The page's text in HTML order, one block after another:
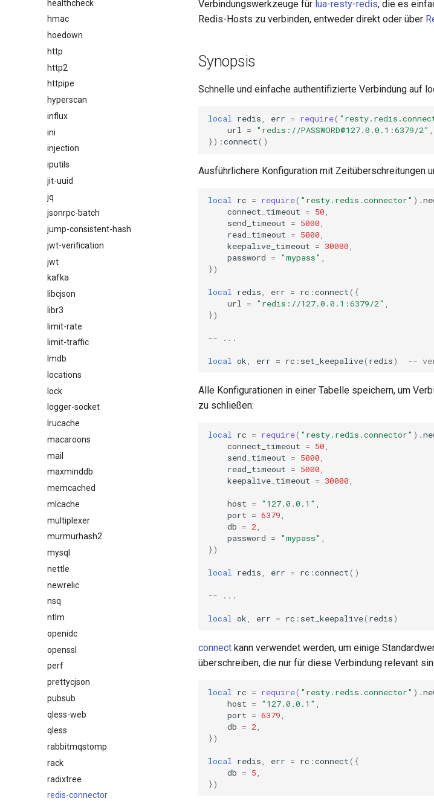
healthcheck
hmac
hoedown
http
http2
httpipe
hyperscan
influx
ini
injection
iputils
jit-uuid
jq
jsonrpc-batch
jump-consistent-hash
jwt-verification
jwt
kafka
libcjson
libr3
limit-rate
limit-traffic
lmdb
locations
lock
logger-socket
lrucache
macaroons
mail
maxminddb
memcached
mlcache
multiplexer
murmurhash2
mysql
nettle
newrelic
nsq
ntlm
openidc
openssl
perf
prettycjson
pubsub
qless-web
qless
rabbitmqstomp
rack
radixtree
redis-connector
Verbindungswerkzeuge für lua-resty-redis, die es
Redis-Hosts zu verbinden, entweder direkt oder über
Synopsis
Schnelle und einfache authentifizierte Verbindung auf
local redis err = require(
url
= "redis://PASSWORD@127.0.0.1 :6379/2"
}):connect()
Ausführlichere Konfiguration mit Zeitüberschreitungen
local rc = require( "resty.redis.connector" ).
connect_timeout = 50
send_timeout = 5000
read_timeout = 5000
keepalive_timeout = 30000
password = "mypass"
})
local redis err = rc :connect({
url
= "redis://127.0.0.1:6379/2"
})
-- ...
local ok err = rc : set_keepalive( redis) --
Alle Konfigurationen in einer Tabelle speichern, um
zu schließen:
local rc = require( "resty.redis.connector" ).
connect_timeout = 50
send_timeout = 5000
read_timeout = 5000
keepalive_timeout = 30000
host = "127.0.0.1"
port = 6379
db = 2
password = "mypass"
})
local redis err = rc :connect()
-- ...
local ok err = rc : set_keepalive( redis)
connect kann verwendet werden, um einige
überschreiben, die nur für diese Verbindung relevant
local rc = require( "resty.redis.connector" ).
host = "127.0.0.1"
port = 6379
db = 2
})
local redis err = rc :connect({
db = 5
})